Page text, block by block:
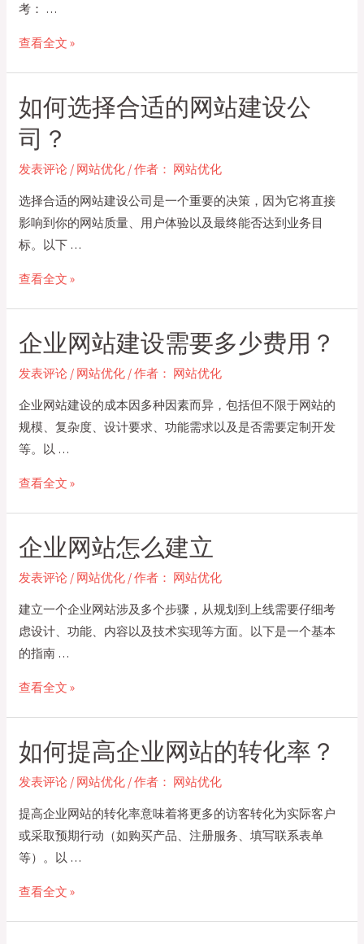
是
多
考： …
建
一
般
需
要
多
少
钱
查看全文 »
如何选择合适的网站建设公
司？
发表评论 / 网站优化 / 作者： 网站优化
选择合适的网站建设公司是一个重要的决策，因为它将直接
影响到你的网站质量、用户体验以及最终能否达到业务目
标。以下 …
如
择
合
的
网
站
建
司？
查看全文 »
企业网站建设需要多少费用？
发表评论 / 网站优化 / 作者： 网站优化
企业网站建设的成本因多种因素而异，包括但不限于网站的
规模、复杂度、设计要求、功能需求以及是否需要定制开发
等。以 …
企
站
建
需
要
多
少
查看全文 »
企业网站怎么建立
发表评论 / 网站优化 / 作者： 网站优化
建立一个企业网站涉及多个步骤，从规划到上线需要仔细考
虑设计、功能、内容以及技术实现等方面。以下是一个基本
的指南 …
企
站
怎
建
立
查看全文 »
如何提高企业网站的转化率？
发表评论 / 网站优化 / 作者： 网站优化
提高企业网站的转化率意味着将更多的访客转化为实际客户
或采取预期行动（如购买产品、注册服务、填写联系表单
等）。以 …
如
查看全文 »